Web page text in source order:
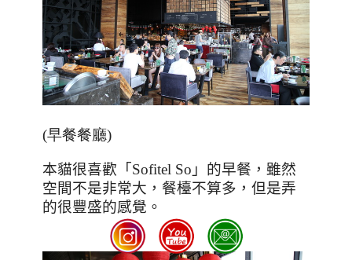
(早餐餐廳)
本貓很喜歡「Sofitel So 」的早餐，雖然
空間不是非常大，餐檯不算多，但是弄
的很豐盛的感覺。